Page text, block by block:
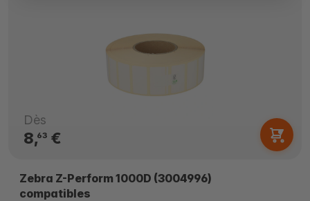
Dès
8,63€
Zebra Z-Perform 1000D (3004996)
compatibles